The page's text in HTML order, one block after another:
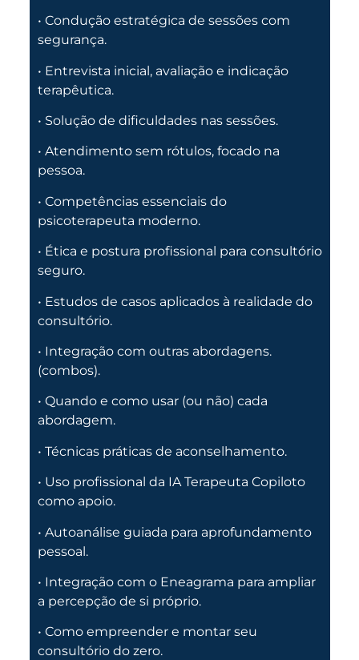
• Condução estratégica de sessões com
segurança.
• Entrevista inicial, avaliação e indicação
terapêutica.
• Solução de dificuldades nas sessões.
• Atendimento sem rótulos, focado na
pessoa.
• Competências essenciais do
psicoterapeuta moderno.
• Ética e postura profissional para consultório
seguro.
• Estudos de casos aplicados à realidade do
consultório.
• Integração com outras abordagens.
(combos).
• Quando e como usar (ou não) cada
abordagem.
• Técnicas práticas de aconselhamento.
• Uso profissional da IA Terapeuta Copiloto
como apoio.
• Autoanálise guiada para aprofundamento
pessoal.
• Integração com o Eneagrama para ampliar
a percepção de si próprio.
• Como empreender e montar seu
consultório do zero.